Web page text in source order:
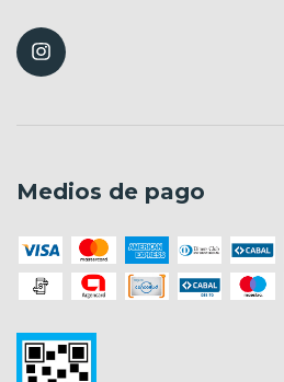
Medios de pago